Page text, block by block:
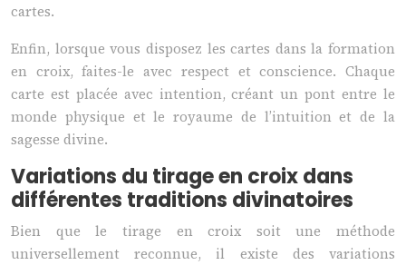
cartes.
Enfin, lorsque vous disposez les cartes dans la formation
en croix, faites-le avec respect et conscience. Chaque
carte est placée avec intention, créant un pont entre le
monde physique et le royaume de l’intuition et de la
sagesse divine.
Variations du tirage en croix dans
différentes traditions divinatoires
Bien que le tirage en croix soit une méthode
universellement reconnue, il existe des variations